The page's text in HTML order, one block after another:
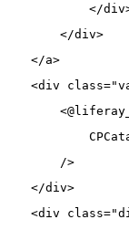
</
</div>
</a>
<div
/>
</div>
<div